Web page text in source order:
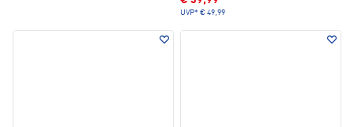
UVP* € 49,99